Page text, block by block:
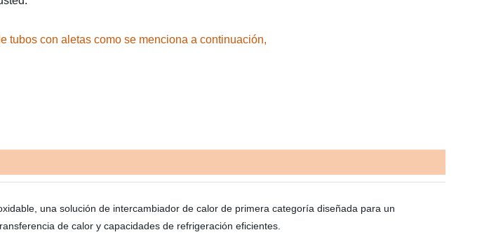
tubos con aletas como se menciona a continuación,
una solución de intercambiador de calor de primera categoría diseñada para un
de calor y capacidades de refrigeración eficientes.